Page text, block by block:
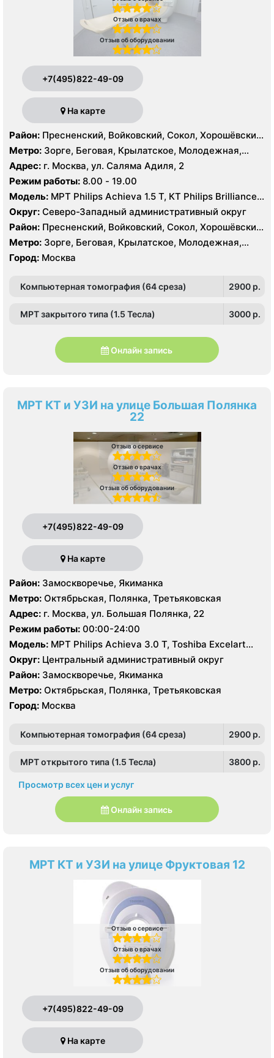
Отзыв о врачах
Отзыв об оборудовании
+7(495)822-49-09
На карте
Район: Пресненский, Войковский, Сокол, Хорошёвский,
Крылатское, Кунцево, Филёвский Парк, Северное
Тушино, Строгино, Хорошёво-Мнёвники, Щукино,
Южное Тушино
Метро: Зорге, Беговая, Крылатское, Молодежная,
Октябрьское поле, Панфиловская, Полежаевская,
Хорошево, Хорошевская, ЦСКА, Щукинская, Мнёвники,
Народное Ополчение
Адрес: г. Москва, ул. Саляма Адиля, 2
Режим работы: 8.00 - 19.00
Модель: МРТ Philips Achieva 1.5 T, КТ Philips Brilliance
64 среза, УЗИ GE Voluson E8, ESAOTE MYLAB TWICE
Округ: Северо-Западный административный округ
Район: Пресненский, Войковский, Сокол, Хорошёвский,
Крылатское, Кунцево, Филёвский Парк, Северное
Тушино, Строгино, Хорошёво-Мнёвники, Щукино,
Южное Тушино
Метро: Зорге, Беговая, Крылатское, Молодежная,
Октябрьское поле, Панфиловская, Полежаевская,
Хорошево, Хорошевская, ЦСКА, Щукинская, Мнёвники,
Город: Москва
Компьютерная томография (64 среза) 2900 p.
МРТ закрытого типа (1.5 Тесла) 3000 p.
Онлайн запись
МРТ КТ и УЗИ на улице Большая Полянка
22
Отзыв о сервисе
Отзыв о врачах
Отзыв об оборудовании
+7(495)822-49-09
На карте
Район: Замоскворечье, Якиманка
Метро: Октябрьская, Полянка, Третьяковская
Адрес: г. Москва, ул. Большая Полянка, 22
Режим работы: 00:00-24:00
Модель: МРТ Philips Achieva 3.0 Т, Toshiba Excelart
Vantage 1.5 Т, КТ Philips Brilliance CT 64 среза, Philips
Brilliance CT16 срезов, УЗИ Philips HD15
Округ: Центральный административный округ
Район: Замоскворечье, Якиманка
Метро: Октябрьская, Полянка, Третьяковская
Город: Москва
Компьютерная томография (64 среза) 2900 p.
МРТ открытого типа (1.5 Тесла) 3800 p.
Просмотр всех цен и услуг
Онлайн запись
МРТ КТ и УЗИ на улице Фруктовая 12
Отзыв о сервисе
Отзыв о врачах
Отзыв об оборудовании
+7(495)822-49-09
На карте